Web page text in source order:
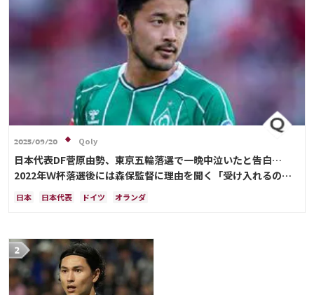
2025/09/20 Qoly
日本代表DF菅原由勢、東京五輪落選で一晩中泣いたと告白…
2022年Ｗ杯落選後には森保監督に理由を聞く「受け入れるのは
難しかった」
日本 日本代表 ドイツ オランダ